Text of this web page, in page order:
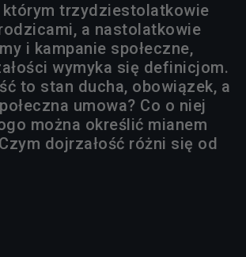
którym trzydziestolatkowie
a nastolatkowie
i kampanie społeczne,
wymyka się definicjom.
to stan ducha, obowiązek, a
umowa? Co o niej
można określić mianem
dojrzałość różni się od